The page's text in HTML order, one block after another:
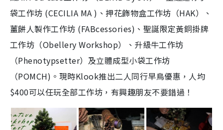
袋工作坊 (CECILIA MA )、押花飾物盒工作坊（HAK）、
薑餅人製作工作坊 (FABcessories)、聖誕限定黃銅掛牌
工作坊（Obellery Workshop）、升級牛工作坊
（Phenotypsetter）及立體成型小袋工作坊
（POMCH)。現時Klook推出二人同行早鳥優惠，人均
$400可以任玩全部工作坊，有興趣朋友不要錯過！